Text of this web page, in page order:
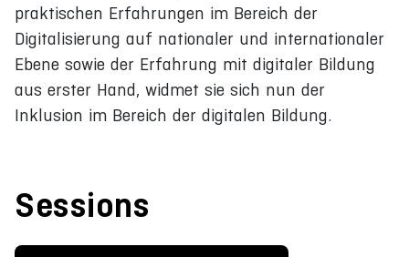
praktischen Erfahrungen im Bereich der
Digitalisierung auf nationaler und internationaler
Ebene sowie der Erfahrung mit digitaler Bildung
aus erster Hand, widmet sie sich nun der
Inklusion im Bereich der digitalen Bildung.
Sessions